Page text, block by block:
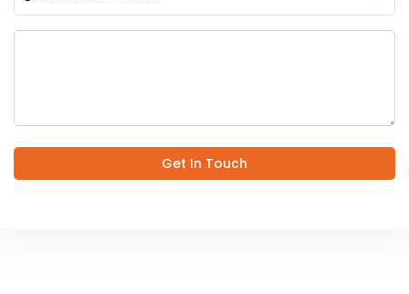
Get In Touch